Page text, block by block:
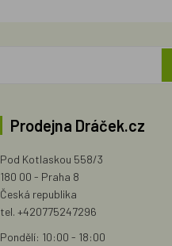
Prodejna Dráček.cz
Pod Kotlaskou 558/3
180 00 - Praha 8
Česká republika
tel. +420775247296
Pondělí: 10:00 - 18:00